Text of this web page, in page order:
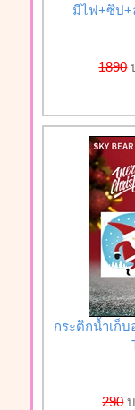
มีไฟ+ซิป+
1890
กระติกน้ำเก็
290บ